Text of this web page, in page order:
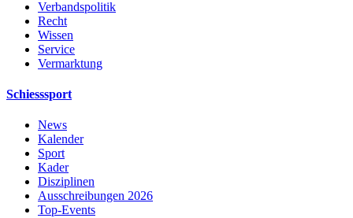
Verbandspolitik
Recht
Wissen
Service
Vermarktung
Schiesssport
News
Kalender
Sport
Kader
Disziplinen
Ausschreibungen 2026
Top-Events